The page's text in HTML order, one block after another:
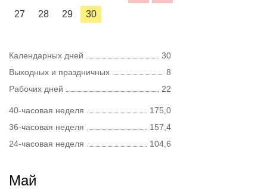
27
28 29 30
Календарных дней
30
Выходных и праздничных
8
Рабочих дней
22
40-часовая неделя
175,0
36-часовая неделя
157,4
24-часовая неделя
104,6
Май